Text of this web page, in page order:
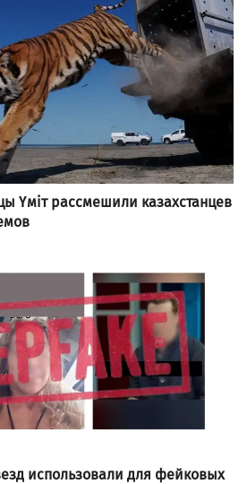
Үміт рассмешили казахстанцев
использовали для фейковых